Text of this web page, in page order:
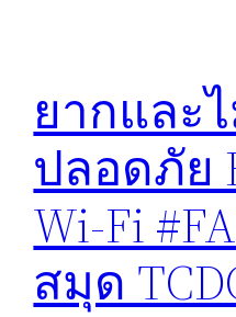
ยากและ
ปลอดภัย
Wi-Fi
สมุด